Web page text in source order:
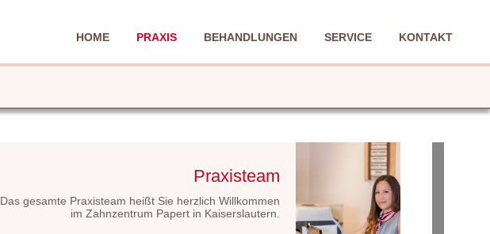
HOME PRAXIS BEHANDLUNGEN SERVICE KONTAKT
Praxisteam
Das gesamte Praxisteam heißt Sie herzlich Willkommen
im Zahnzentrum Papert in Kaiserslautern.